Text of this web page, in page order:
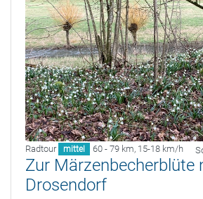
Radtour mittel 60 - 79 km, 15-18 km/h
Zur Märzenbecherblüte
Drosendorf